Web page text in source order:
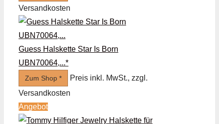
Versandkosten
Guess Halskette Star Is Born
UBN70064,...*
Zum Shop *
Preis inkl. MwSt., zzgl.
Versandkosten
Angebot